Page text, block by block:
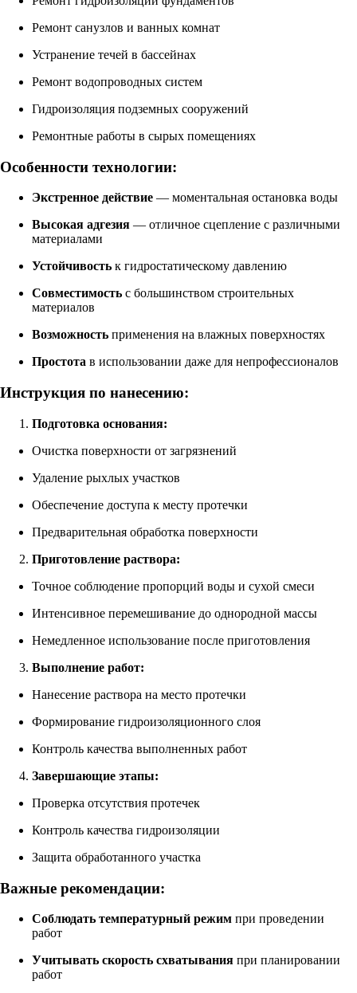
Ремонт санузлов и ванных комнат
Устранение течей в бассейнах
Ремонт водопроводных систем
Гидроизоляция подземных сооружений
Ремонтные работы в сырых помещениях
Особенности технологии:
Экстренное действие — моментальная остановка воды
Высокая адгезия — отличное сцепление с различными
материалами
Устойчивость к гидростатическому давлению
Совместимость с большинством строительных
материалов
Возможность применения на влажных поверхностях
Простота в использовании даже для непрофессионалов
Инструкция по нанесению:
Подготовка основания:
Очистка поверхности от загрязнений
Удаление рыхлых участков
Обеспечение доступа к месту протечки
Предварительная обработка поверхности
Приготовление раствора:
Точное соблюдение пропорций воды и сухой смеси
Интенсивное перемешивание до однородной массы
Немедленное использование после приготовления
Выполнение работ:
Нанесение раствора на место протечки
Формирование гидроизоляционного слоя
Контроль качества выполненных работ
Завершающие этапы:
Проверка отсутствия протечек
Контроль качества гидроизоляции
Защита обработанного участка
Важные рекомендации:
Соблюдать температурный режим при проведении
работ
Учитывать скорость схватывания при планировании
работ